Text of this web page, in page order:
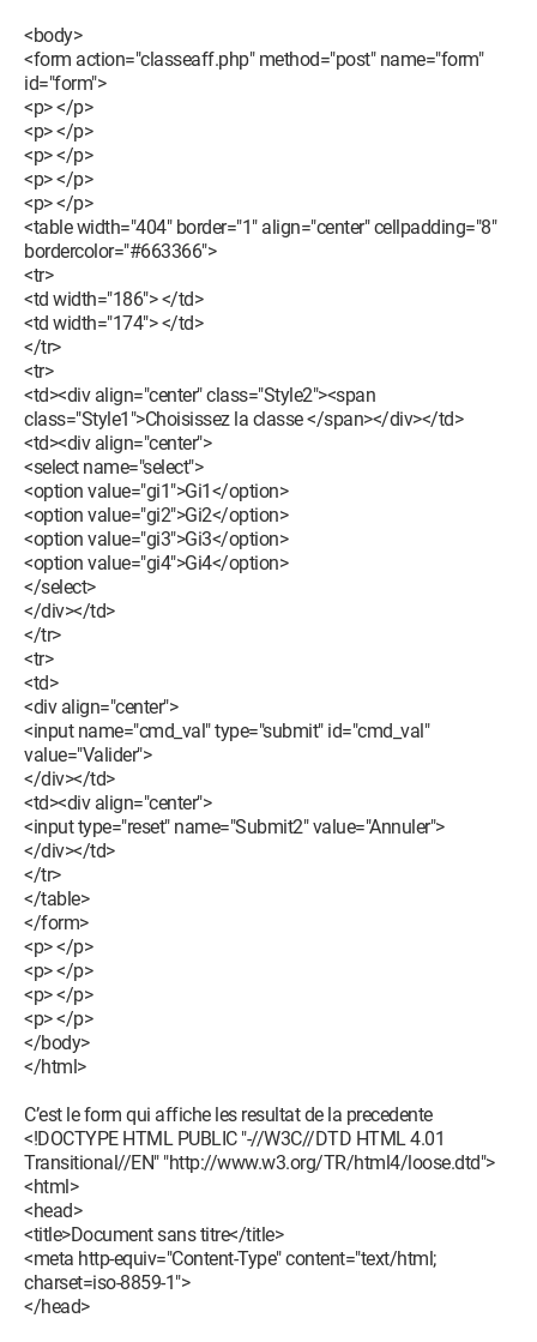
<body>
<form action="classeaff.php" method="post" name="form"
id="form">
<p> </p>
<p> </p>
<p> </p>
<p> </p>
<p> </p>
<table width="404" border="1" align="center" cellpadding="8"
bordercolor="#663366">
<tr>
<td width="186"> </td>
<td width="174"> </td>
</tr>
<tr>
<td><div align="center" class="Style2"><span
class="Style1">Choisissez la classe </span></div></td>
<td><div align="center">
<select name="select">
<option value="gi1">Gi1</option>
<option value="gi2">Gi2</option>
<option value="gi3">Gi3</option>
<option value="gi4">Gi4</option>
</select>
</div></td>
</tr>
<tr>
<td>
<div align="center">
<input name="cmd_val" type="submit" id="cmd_val"
value="Valider">
</div></td>
<td><div align="center">
<input type="reset" name="Submit2" value="Annuler">
</div></td>
</tr>
</table>
</form>
<p> </p>
<p> </p>
<p> </p>
<p> </p>
</body>
</html>
C’est le form qui affiche les resultat de la precedente
<!DOCTYPE HTML PUBLIC "-//W3C//DTD HTML 4.01
Transitional//EN" "http://www.w3.org/TR/html4/loose.dtd">
<html>
<head>
<title>Document sans titre</title>
<meta http-equiv="Content-Type" content="text/html;
charset=iso-8859-1">
</head>